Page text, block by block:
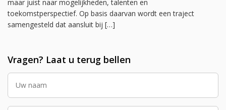
maar juist naar mogelijkheden, talenten en
toekomstperspectief. Op basis daarvan wordt een traject
samengesteld dat aansluit bij […]
Vragen? Laat u terug bellen